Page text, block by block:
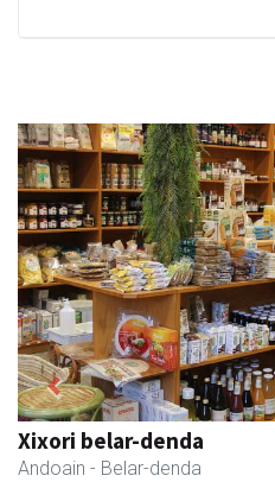
Li arropa eta osagarriak
Andoain - Arropa-dendak
Previous